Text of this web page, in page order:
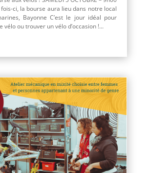
ci, la bourse aura lieu dans notre local
Bayonne C’est le jour idéal pour
vélo ou trouver un vélo d’occasion !...